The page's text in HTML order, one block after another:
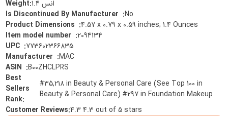
Weight:1.4 انس
:No
:4.57 x 0.79 x 0.59 inches; 1.4 Ounces
:2094134
:773602366835
:MAC
:B00ZHCLPRS
Best
Sellers
Rank:
#35,218 in Beauty & Personal Care (See Top 100 in
Beauty & Personal Care) #297 in Foundation Makeup
Customer Reviews:4.3 4.3 out of 5 stars